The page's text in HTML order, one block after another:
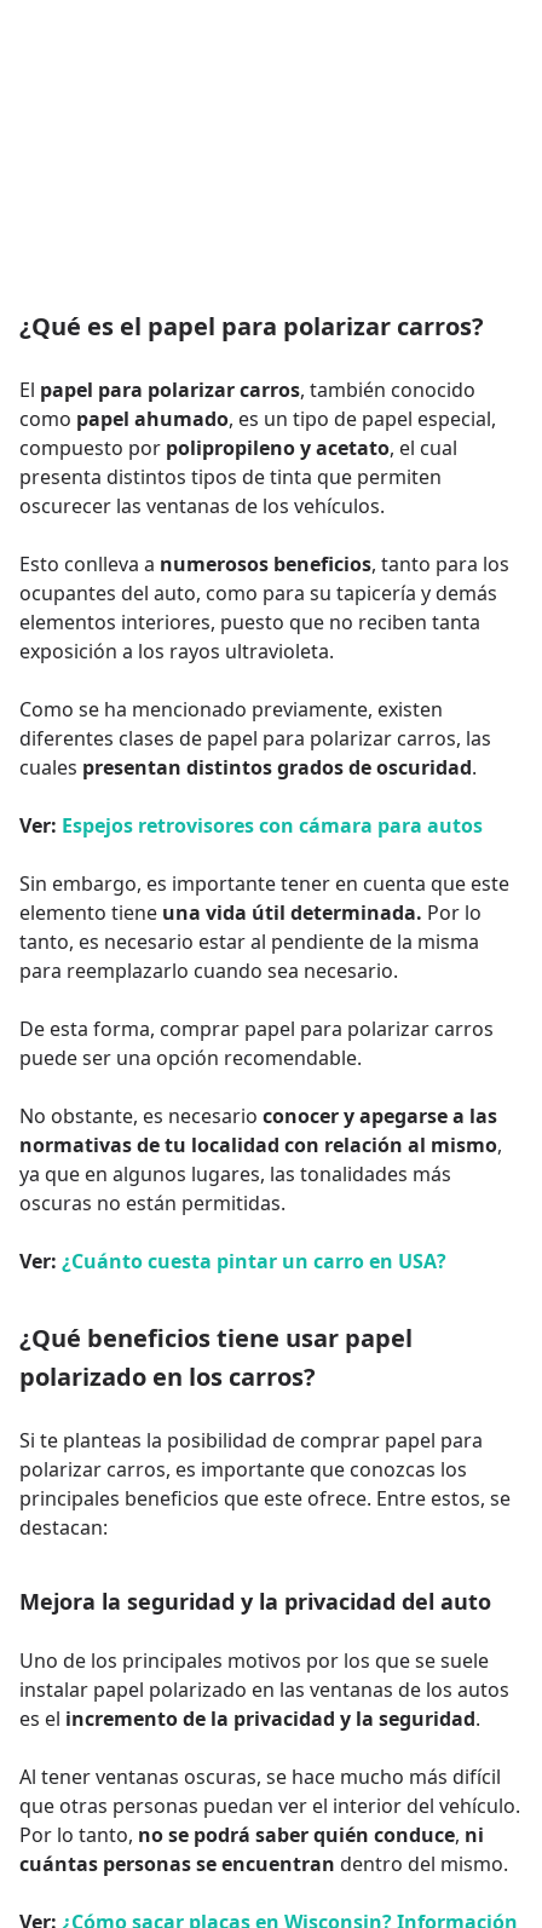
¿Qué es el papel para polarizar carros?
El papel para polarizar carros, también conocido
como papel ahumado, es un tipo de papel especial,
compuesto por polipropileno y acetato, el cual
presenta distintos tipos de tinta que permiten
oscurecer las ventanas de los vehículos.
Esto conlleva a numerosos beneficios, tanto para los
ocupantes del auto, como para su tapicería y demás
elementos interiores, puesto que no reciben tanta
exposición a los rayos ultravioleta.
Como se ha mencionado previamente, existen
diferentes clases de papel para polarizar carros, las
cuales presentan distintos grados de oscuridad.
Ver: Espejos retrovisores con cámara para autos
Sin embargo, es importante tener en cuenta que este
elemento tiene una vida útil determinada. Por lo
tanto, es necesario estar al pendiente de la misma
para reemplazarlo cuando sea necesario.
De esta forma, comprar papel para polarizar carros
puede ser una opción recomendable.
No obstante, es necesario conocer y apegarse a las
normativas de tu localidad con relación al mismo,
ya que en algunos lugares, las tonalidades más
oscuras no están permitidas.
Ver: ¿Cuánto cuesta pintar un carro en USA?
¿Qué beneficios tiene usar papel
polarizado en los carros?
Si te planteas la posibilidad de comprar papel para
polarizar carros, es importante que conozcas los
principales beneficios que este ofrece. Entre estos, se
destacan:
Mejora la seguridad y la privacidad del auto
Uno de los principales motivos por los que se suele
instalar papel polarizado en las ventanas de los autos
es el incremento de la privacidad y la seguridad.
Al tener ventanas oscuras, se hace mucho más difícil
que otras personas puedan ver el interior del vehículo.
Por lo tanto, no se podrá saber quién conduce, ni
cuántas personas se encuentran dentro del mismo.
Ver: ¿Cómo sacar placas en Wisconsin? Información